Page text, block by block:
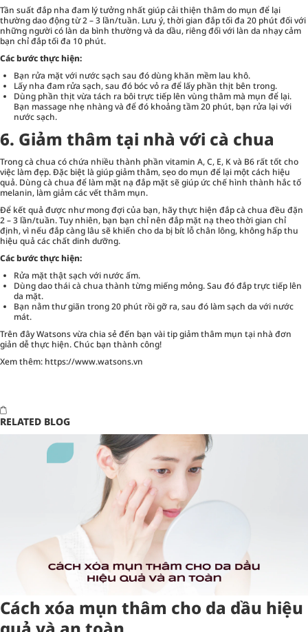
Tần suất đắp nha đam lý tưởng nhất giúp cải thiện thâm do mụn để lại
thường dao động từ 2 – 3 lần/tuần. Lưu ý, thời gian đắp tối đa 20 phút đối với
những người có làn da bình thường và da dầu, riêng đối với làn da nhạy cảm
bạn chỉ đắp tối đa 10 phút.
Các bước thực hiện:
Bạn rửa mặt với nước sạch sau đó dùng khăn mềm lau khô.
Lấy nha đam rửa sạch, sau đó bóc vỏ ra để lấy phần thịt bên trong.
Dùng phần thịt vừa tách ra bôi trực tiếp lên vùng thâm mà mụn để lại.
Bạn massage nhẹ nhàng và để đó khoảng tầm 20 phút, bạn rửa lại với
nước sạch.
6. Giảm thâm tại nhà với cà chua
Trong cà chua có chứa nhiều thành phần vitamin A, C, E, K và B6 rất tốt cho
việc làm đẹp. Đặc biệt là giúp giảm thâm, sẹo do mụn để lại một cách hiệu
quả. Dùng cà chua để làm mặt nạ đắp mặt sẽ giúp ức chế hình thành hắc tố
melanin, làm giảm các vết thâm mụn.
Để kết quả được như mong đợi của bạn, hãy thực hiện đắp cà chua đều đặn
2 – 3 lần/tuần. Tuy nhiên, bạn bạn chỉ nên đắp mặt nạ theo thời gian chỉ
định, vì nếu đắp càng lâu sẽ khiến cho da bị bít lỗ chân lông, không hấp thu
hiệu quả các chất dinh dưỡng.
Các bước thực hiện:
Rửa mặt thật sạch với nước ấm.
Dùng dao thái cà chua thành từng miếng mỏng. Sau đó đắp trực tiếp lên
da mặt.
Bạn nằm thư giãn trong 20 phút rồi gỡ ra, sau đó làm sạch da với nước
mát.
Trên đây Watsons vừa chia sẻ đến bạn vài tip giảm thâm mụn tại nhà đơn
giản dễ thực hiện. Chúc bạn thành công!
Xem thêm: https://www.watsons.vn
RELATED BLOG
Cách xóa mụn thâm cho da dầu hiệu